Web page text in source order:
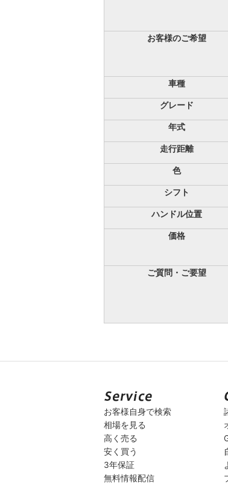
お客様のご希望
車種
グレード
年式
走行距離
色
シフト
ハンドル位置
価格
ご質問・ご要望
お客様自身で検索
相場を見る
高く売る
安く買う
3年保証
無料情報配信